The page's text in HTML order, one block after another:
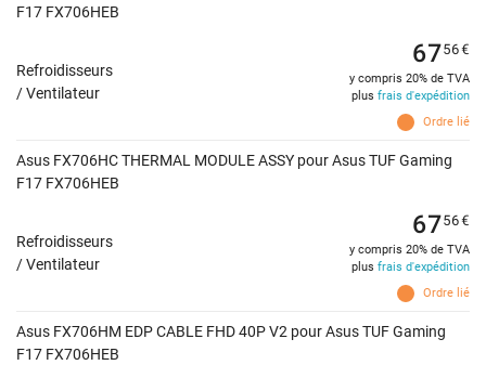
F17 FX706HEB
Refroidisseurs
/ Ventilateur
Ordre lié
6756€
y compris 20% de TVA
plus frais d'expédition
Asus FX706HC THERMAL MODULE ASSY pour Asus TUF Gaming
F17 FX706HEB
Refroidisseurs
/ Ventilateur
Ordre lié
6756€
y compris 20% de TVA
plus frais d'expédition
Asus FX706HM EDP CABLE FHD 40P V2 pour Asus TUF Gaming
F17 FX706HEB